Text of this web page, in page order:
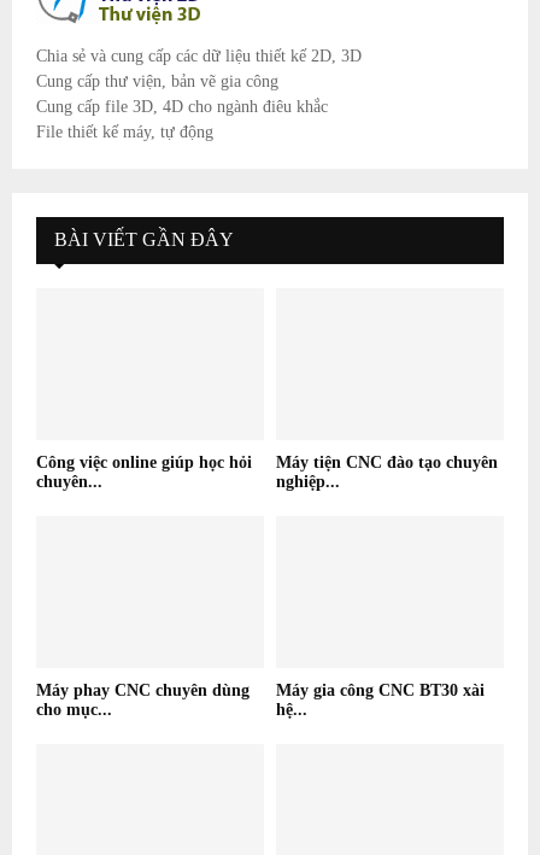
Chia sẻ và cung cấp các dữ liệu thiết kế 2D, 3D
Cung cấp thư viện, bản vẽ gia công
Cung cấp file 3D, 4D cho ngành điêu khắc
File thiết kế máy, tự động
BÀI VIẾT GẦN ĐÂY
Công việc online giúp học hỏi
chuyên...
Máy tiện CNC đào tạo chuyên
nghiệp...
Máy phay CNC chuyên dùng
cho mục...
Máy gia công CNC BT30 xài
hệ...